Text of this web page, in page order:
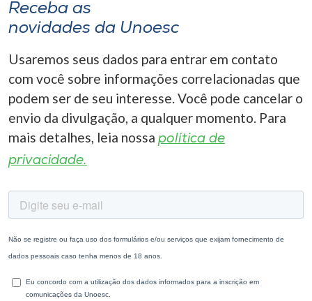
Receba as
novidades da Unoesc
Usaremos seus dados para entrar em contato
com você sobre informações correlacionadas que
podem ser de seu interesse. Você pode cancelar o
envio da divulgação, a qualquer momento. Para
mais detalhes, leia nossa política de
privacidade.